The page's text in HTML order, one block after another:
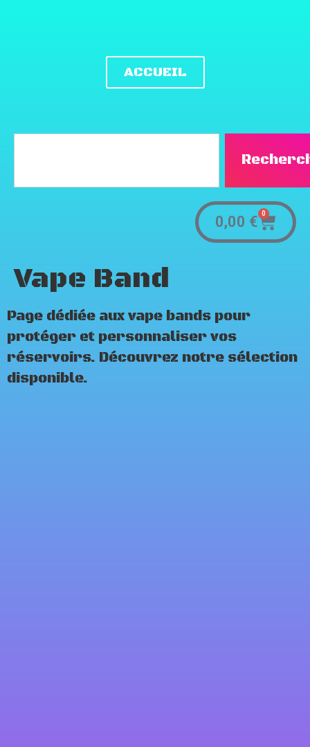
ACCUEIL
0,00 € 0
Vape Band
Page dédiée aux vape bands pour
protéger et personnaliser vos
réservoirs. Découvrez notre sélection
disponible.